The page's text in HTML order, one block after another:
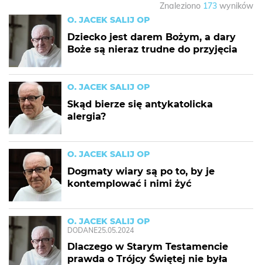
Znaleziono 173 wyników
O. JACEK SALIJ OP
Dziecko jest darem Bożym, a dary
Boże są nieraz trudne do przyjęcia
O. JACEK SALIJ OP
Skąd bierze się antykatolicka
alergia?
O. JACEK SALIJ OP
Dogmaty wiary są po to, by je
kontemplować i nimi żyć
O. JACEK SALIJ OP
DODANE25.05.2024
Dlaczego w Starym Testamencie
prawda o Trójcy Świętej nie była